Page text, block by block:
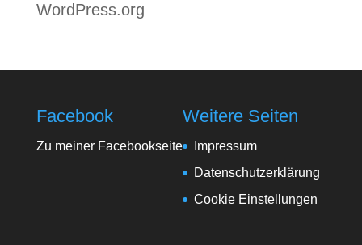
WordPress.org
Facebook
Zu meiner Facebookseite
Weitere Seiten
Impressum
Datenschutzerklärung
Cookie Einstellungen